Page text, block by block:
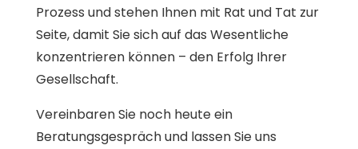
Prozess und stehen Ihnen mit Rat und Tat zur
Seite, damit Sie sich auf das Wesentliche
konzentrieren können – den Erfolg Ihrer
Gesellschaft.
Vereinbaren Sie noch heute ein
Beratungsgespräch und lassen Sie uns